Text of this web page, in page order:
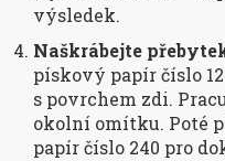
výsledek.
Naškrábejte
pískový papír číslo
s povrchem zdi.
okolní omítku. Poté
papír číslo 240 pro